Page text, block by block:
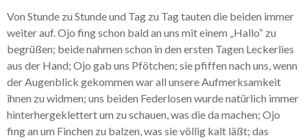
Von Stunde zu Stunde und Tag zu Tag tauten die beiden immer
weiter auf. Ojo fing schon bald an uns mit einem „Hallo“ zu
begrüßen; beide nahmen schon in den ersten Tagen Leckerlies
aus der Hand; Ojo gab uns Pfötchen; sie pfiffen nach uns, wenn
der Augenblick gekommen war all unsere Aufmerksamkeit
ihnen zu widmen; uns beiden Federlosen wurde natürlich immer
hinterhergeklettert um zu schauen, was die da machen; Ojo
fing an um Finchen zu balzen, was sie völlig kalt läßt; das